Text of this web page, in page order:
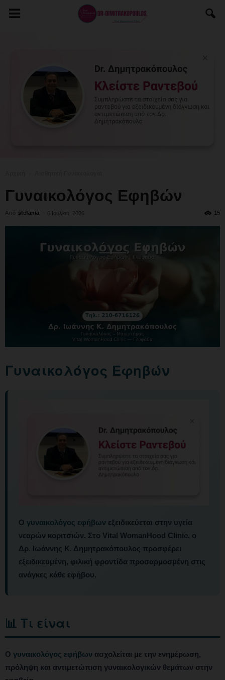
Γυναικολόγος Εφηβών
Από stefania - 6 Ιουλίου, 2026 15
Γυναικολόγος Εφηβών
Ο γυναικολόγος εφήβων εξειδικεύεται στην υγεία
νεαρών κοριτσιών. Στο Vital WomanHood Clinic, ο
Δρ. Ιωάννης Κ. Δημητρακόπουλος προσφέρει
εξειδικευμένη, φιλική φροντίδα προσαρμοσμένη στις
ανάγκες κάθε εφήβου.
📊 Τι είναι
Ο γυναικολόγος εφήβων ασχολείται με την ενημέρωση,
πρόληψη και αντιμετώπιση γυναικολογικών θεμάτων στην